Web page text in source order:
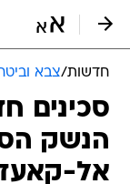
חדשות/צבא
סכינים
הנשק
אל-